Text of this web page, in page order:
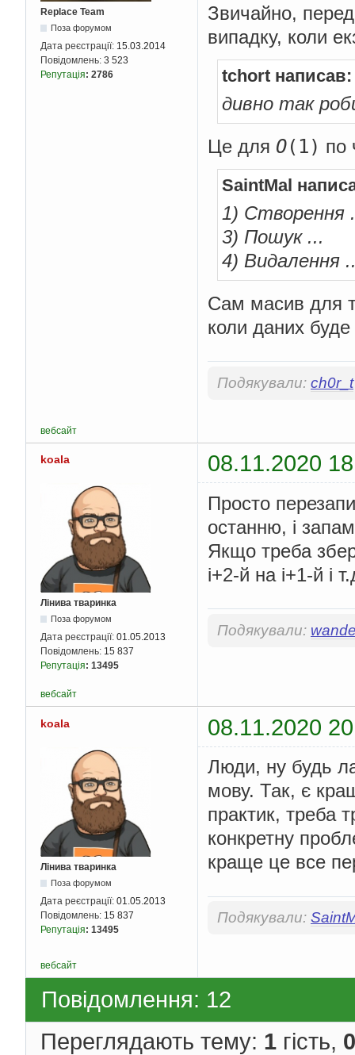
Replace Team
Поза форумом
Дата реєстрації: 15.03.2014
Повідомлень: 3 523
Репутація: 2786
Звичайно,
випадку, коли
tchort написав:
дивно так
Це для O(1) по
SaintMal
1) Створення
3) Пошук ...
4) Видалення
Сам масив для
коли даних буде
Подякували: ch0r_t
вебсайт
koala 08.11.2020
Лінива тваринка
Поза форумом
Дата реєстрації: 01.05.2013
Повідомлень: 15 837
Репутація: 13495
Просто
останню, і
Якщо треба
i+2-й на i+1-й і
Подякували:
вебсайт
koala 08.11.2020
Лінива тваринка
Поза форумом
Дата реєстрації: 01.05.2013
Повідомлень: 15 837
Репутація: 13495
Люди, ну будь
мову. Так, є
практик, треба
конкретну
краще це все
Подякували:
вебсайт
Повідомлення: 12
Переглядають тему: 1 гість, 0